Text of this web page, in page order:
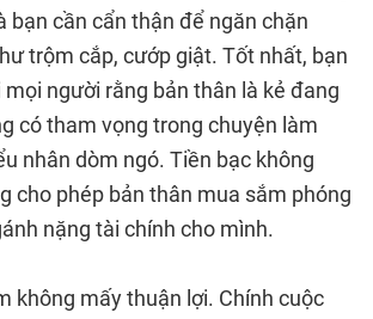
bạn cần cẩn thận để ngăn chặn
trộm cắp, cướp giật. Tốt nhất, bạn
mọi người rằng bản thân là kẻ đang
có tham vọng trong chuyện làm
nhân dòm ngó. Tiền bạc không
cho phép bản thân mua sắm phóng
nặng tài chính cho mình.
không mấy thuận lợi. Chính cuộc